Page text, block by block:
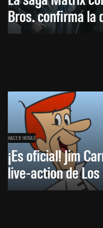
Bros. confirma la
HACE 8 HORAS
¡Es oficial! Jim
live-action de